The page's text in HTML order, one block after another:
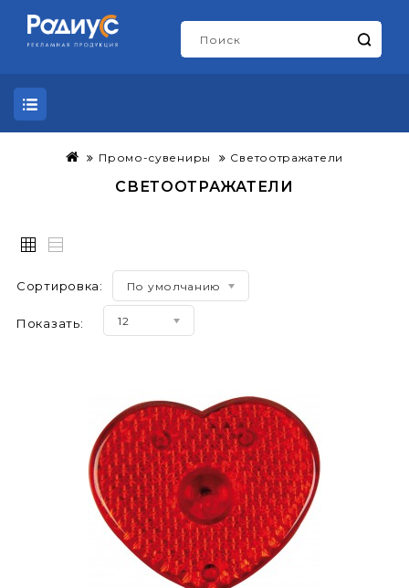
Промо-сувениры Светоотражатели
СВЕТООТРАЖАТЕЛИ
Сортировка: По умолчанию
Показать: 12